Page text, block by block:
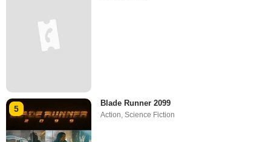
5
Blade Runner 2099
Action ,Science Fiction